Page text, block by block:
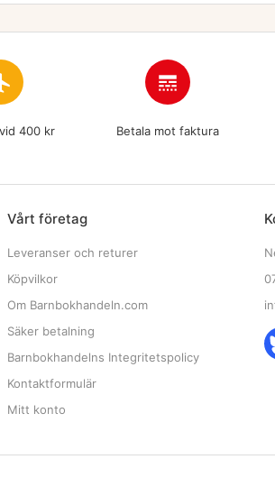
400 kr
line_style
Betala mot faktura
Vårt företag
Leveranser och returer
Köpvilkor
Om Barnbokhandeln.com
Säker betalning
Barnbokhandelns Integritetspolicy
Kontaktformulär
Mitt konto